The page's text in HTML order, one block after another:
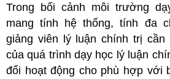
Trong bối cảnh môi trường
mang tính hệ thống, tính đa
giảng viên lý luận chính trị cần
của quá trình dạy học lý luận
đổi hoạt động cho phù hợp với